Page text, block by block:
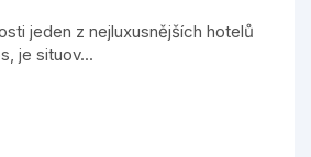
jeden z nejluxusnějších hotelů
je situov...